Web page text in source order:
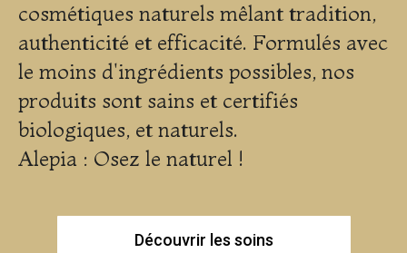
cosmétiques naturels mêlant tradition,
authenticité et efficacité. Formulés avec
le moins d'ingrédients possibles, nos
produits sont sains et certifiés
biologiques, et naturels.
Alepia : Osez le naturel !
Découvrir les soins